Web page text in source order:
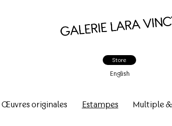
Store
English
Œuvres originales Estampes Multiple